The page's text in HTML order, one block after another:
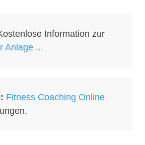
Information zur
Anlage ...
Fitness Coaching Online